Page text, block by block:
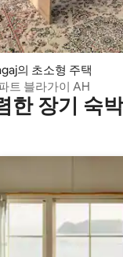
의 초소형 주택
트 블라가이 AH
한 장기 숙